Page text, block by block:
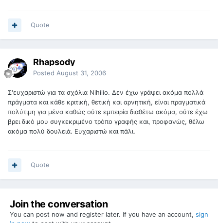
Quote
Rhapsody
Posted August 31, 2006
Σ'ευχαριστώ για τα σχόλια Nihilio. Δεν έχω γράψει ακόμα πολλά
πράγματα και κάθε κριτική, θετική και αρνητική, είναι πραγματικά
πολύτιμη για μένα καθώς ούτε εμπειρία διαθέτω ακόμα, ούτε έχω
βρει δικό μου συγκεκριμένο τρόπο γραφής και, προφανώς, θέλω
ακόμα πολύ δουλειά. Ευχαριστώ και πάλι.
Quote
Join the conversation
You can post now and register later. If you have an account, sign